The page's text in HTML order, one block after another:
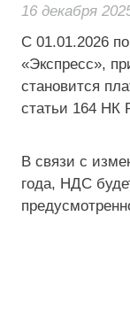
16 декабря
С 01.01.2026
«Экспресс»,
становится
статьи 164 НК
В связи с
года, НДС